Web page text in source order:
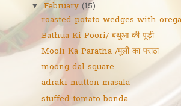
▼ February (15)
roasted potato wedges with
Bathua Ki Poori/ बथुआ की पूड़ी
Mooli Ka Paratha /मूली का पराठा
moong dal square
adraki mutton masala
stuffed tomato bonda